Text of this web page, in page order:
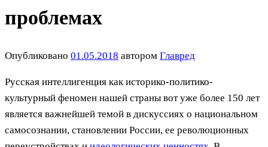
проблемах
Опубликовано 01.05.2018 автором Главред
Русская интеллигенция как историко-политико-
культурный феномен нашей страны вот уже более 150 лет
является важнейшей темой в дискуссиях о национальном
самосознании, становлении России, ее революционных